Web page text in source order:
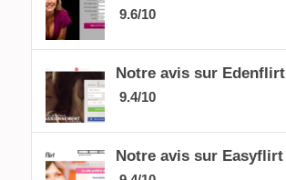
9.6/10
Notre avis sur Edenflirt
9.4/10
Notre avis sur Easyflirt